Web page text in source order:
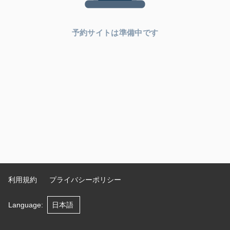
予約サイトは準備中です
利用規約 プライバシーポリシー
Language: